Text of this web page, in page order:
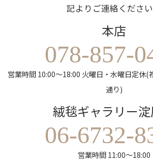
記よりご連絡ください
本店
078-857-
営業時間 10:00～18:00 火曜日・水曜日定休(
通り)
絨毯ギャラリー
06-6732-
営業時間 11:00～18:00